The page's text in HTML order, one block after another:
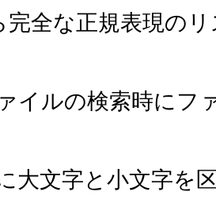
完全な正規表現の
イルの検索時にフ
大文字と小文字を